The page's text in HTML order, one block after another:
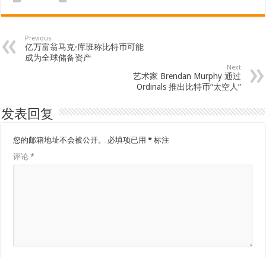
Previous
亿万富翁马克·库班称比特币可能
成为全球储备资产
Next
艺术家 Brendan Murphy 通过
Ordinals 推出比特币“太空人”
发表回复
您的邮箱地址不会被公开。 必填项已用* 标注
评论*